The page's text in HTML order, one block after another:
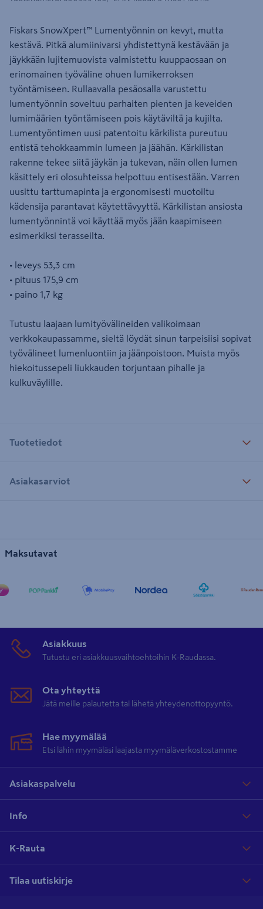
Fiskars SnowXpert™ Lumentyönnin on kevyt, mutta
kestävä. Pitkä alumiinivarsi yhdistettynä kestävään ja
jäykkään lujitemuovista valmistettu kuuppaosaan on
erinomainen työväline ohuen lumikerroksen
työntämiseen. Rullaavalla pesäosalla varustettu
lumentyönnin soveltuu parhaiten pienten ja keveiden
lumimäärien työntämiseen pois käytäviltä ja kujilta.
Lumentyöntimen uusi patentoitu kärkilista pureutuu
entistä tehokkaammin lumeen ja jäähän. Kärkilistan
rakenne tekee siitä jäykän ja tukevan, näin ollen lumen
käsittely eri olosuhteissa helpottuu entisestään. Varren
uusittu tarttumapinta ja ergonomisesti muotoiltu
kädensija parantavat käytettävyyttä. Kärkilistan ansiosta
lumentyönnintä voi käyttää myös jään kaapimiseen
esimerkiksi terasseilta.
• leveys 53,3 cm
• pituus 175,9 cm
• paino 1,7 kg
Tutustu laajaan lumityövälineiden valikoimaan
verkkokaupassamme, sieltä löydät sinun tarpeisiisi sopivat
työvälineet lumenluontiin ja jäänpoistoon. Muista myös
hiekoitussepeli liukkauden torjuntaan pihalle ja
kulkuväylille.
Tuotetiedot
Asiakasarviot
Maksutavat
Asiakkuus
Tutustu eri asiakkuusvaihtoehtoihin K-Raudassa.
Ota yhteyttä
Jätä meille palautetta tai lähetä yhteydenottopyyntö.
Hae myymälää
Etsi lähin myymäläsi laajasta myymäläverkostostamme
Asiakaspalvelu
Info
K-Rauta
Tilaa uutiskirje